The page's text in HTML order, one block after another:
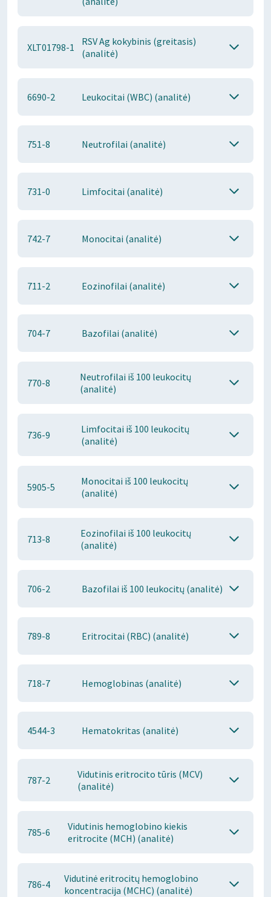
XLT01798-1
RSV Ag kokybinis (greitasis)
(analitė)
6690-2 Leukocitai (WBC) (analitė)
751-8 Neutrofilai (analitė)
731-0 Limfocitai (analitė)
742-7 Monocitai (analitė)
711-2 Eozinofilai (analitė)
704-7 Bazofilai (analitė)
770-8
Neutrofilai iš 100 leukocitų
(analitė)
736-9
Limfocitai iš 100 leukocitų
(analitė)
5905-5
Monocitai iš 100 leukocitų
(analitė)
713-8
Eozinofilai iš 100 leukocitų
(analitė)
706-2 Bazofilai iš 100 leukocitų (analitė)
789-8 Eritrocitai (RBC) (analitė)
718-7 Hemoglobinas (analitė)
4544-3 Hematokritas (analitė)
787-2
Vidutinis eritrocito tūris (MCV)
(analitė)
785-6
Vidutinis hemoglobino kiekis
eritrocite (MCH) (analitė)
786-4
Vidutinė eritrocitų hemoglobino
koncentracija (MCHC) (analitė)